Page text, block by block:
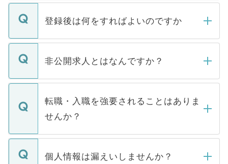
登録後は何をすればよいのですか
ご登録いただきましたら、弊社担当者がご
登録内容を確認し、その後メールもしくは
ます。通常、5営業日以内にはご連絡をせて
いただきますので、しばらくお待ちくださ
非公開求人とはなんですか？
マイナビDOCTORで取り扱っている求人の
うち約3割は、Webサイトからご覧いただ
けない「非公開求人」です。非公開求人は
下記の理由によって、一般には公開してい
ません。
転職・入職を強要されることはありま
せんか？
転職・入職を強要することは一切ありませ
ん。また、仮に応募先から内定をいただい
個人情報は漏えいしませんか？